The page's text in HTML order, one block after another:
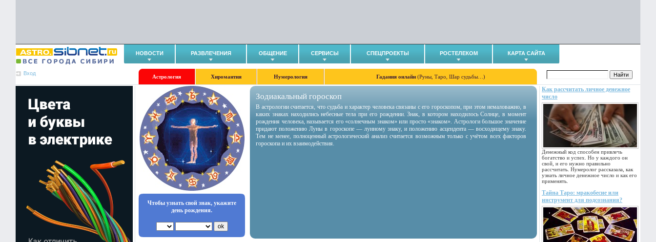
НОВОСТИ РАЗВЛЕЧЕНИЯ ОБЩЕНИЕ СЕРВИСЫ СПЕЦПРОЕКТЫ РОСТЕЛЕКОМ КАРТА САЙТА
Вход
Астрология Хиромантия Нумерология Гадания онлайн (Руны, Таро, Шар судьбы…)
Как рассчитать личное денежное
число
Денежный код способен привлечь
богатство и успех. Но у каждого он
свой, и его нужно правильно
рассчитать. Нумеролог рассказала, как
узнать личное денежное число и как его
применять.
Тайна Таро: мракобесие или
инструмент для подсознания?
Чтобы узнать свой знак, укажите
день рождения.
Зодиакальный гороскоп
В астрологии считается, что судьба и характер человека связаны с его гороскопом, при этом немаловажно, в
каких знаках находились небесные тела при его рождении. Знак, в котором находилось Солнце, в момент
рождения человека, называется его «солнечным знаком» или просто «знаком». Астрологи большое значение
придают положению Луны в гороскопе — лунному знаку, и положению асцендента — восходящему знаку.
Тем не менее, полноценный астрологический анализ считается возможным только с учётом всех факторов
гороскопа и их взаимодействия.